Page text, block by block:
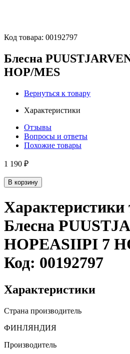
Код товара: 00192797
Блесна
HOP/MES
Вернуться к товару
Характеристики
Отзывы
Вопросы и ответы
Похожие товары
1 190 ₽
В корзину
Характеристики
Блесна
HOPEASIIPI 7
Код: 00192797
Характеристики
Страна производитель
ФИНЛЯНДИЯ
Производитель